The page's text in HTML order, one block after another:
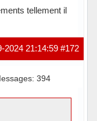
tellement il
#172
2024 21:14:59
394